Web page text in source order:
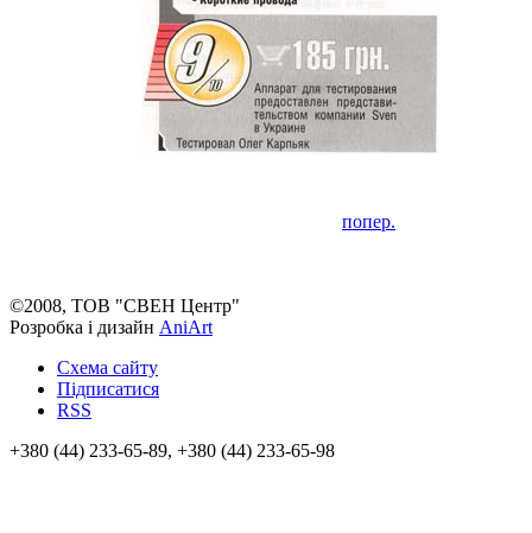
попер.
©2008, ТОВ "СВЕН Центр"
Розробка і дизайн AniArt
Схема сайту
Підписатися
RSS
+380 (44) 233-65-89, +380 (44) 233-65-98